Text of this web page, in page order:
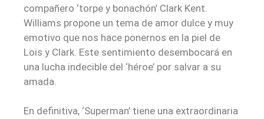
compañero ‘torpe y bonachón’ Clark Kent.
Williams propone un tema de amor dulce y muy
emotivo que nos hace ponernos en la piel de
Lois y Clark. Este sentimiento desembocará en
una lucha indecible del ‘héroe’ por salvar a su
amada.
En definitiva, ‘Superman’ tiene una extraordinaria